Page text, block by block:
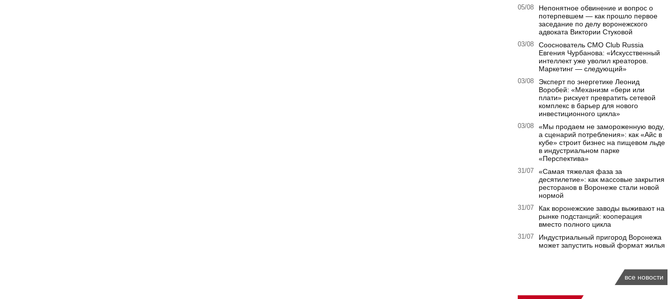
05/08
Непонятное обвинение и вопрос о
потерпевшем — как прошло первое
заседание по делу воронежского
адвоката Виктории Стуковой
03/08
Сооснователь CMO Club Russia
Евгения Чурбанова: «Искусственный
интеллект уже уволил креаторов.
Маркетинг — следующий»
03/08
Эксперт по энергетике Леонид
Воробей: «Механизм «бери или
плати» рискует превратить сетевой
комплекс в барьер для нового
инвестиционного цикла»
03/08
«Мы продаем не замороженную воду,
а сценарий потребления»: как «Айс в
кубе» строит бизнес на пищевом льде
в индустриальном парке
«Перспектива»
31/07
«Самая тяжелая фаза за
десятилетие»: как массовые закрытия
ресторанов в Воронеже стали новой
нормой
31/07
Как воронежские заводы выживают на
рынке подстанций: кооперация
вместо полного цикла
31/07
Индустриальный пригород Воронежа
может запустить новый формат жилья
все новости